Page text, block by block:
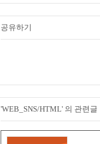
공유하기
'WEB_SNS/HTML' 의 관련글